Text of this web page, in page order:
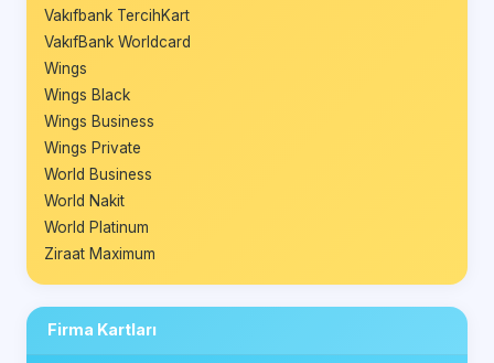
Vakıfbank TercihKart
VakıfBank Worldcard
Wings
Wings Black
Wings Business
Wings Private
World Business
World Nakit
World Platinum
Ziraat Maximum
Firma Kartları